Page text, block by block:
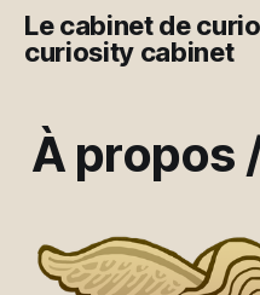
Le cabinet de
curiosity cabinet
À propos